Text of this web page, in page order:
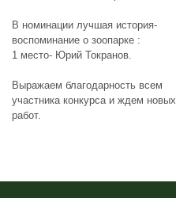
В номинации лучшая история-
воспоминание о зоопарке :
1 место- Юрий Токранов.
Выражаем благодарность всем
участника конкурса и ждем новых
работ.